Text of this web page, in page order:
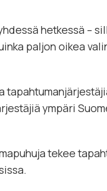
hetkessä –
paljon oikea
ympäri
tekee